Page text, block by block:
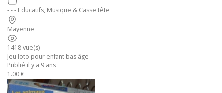
- - - Educatifs, Musique & Casse tête
Mayenne
1418 vue(s)
Jeu loto pour enfant bas âge
Publié il y a 9 ans
1.00 €